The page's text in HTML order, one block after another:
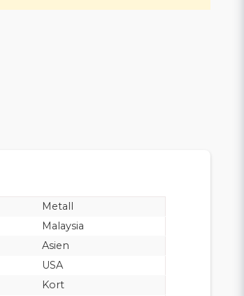
Metall
Malaysia
Asien
USA
Kort